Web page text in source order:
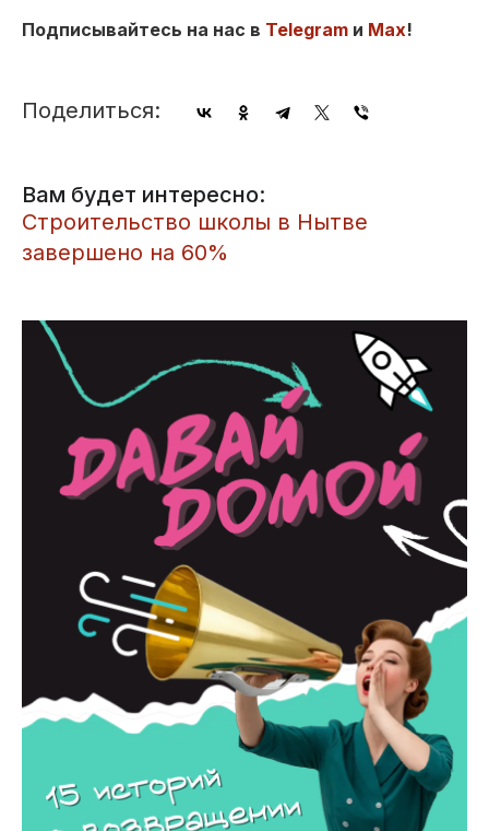
Подписывайтесь на нас в Telegram и Max!
Поделиться:
Вам будет интересно:
Строительство школы в Нытве
завершено на 60%